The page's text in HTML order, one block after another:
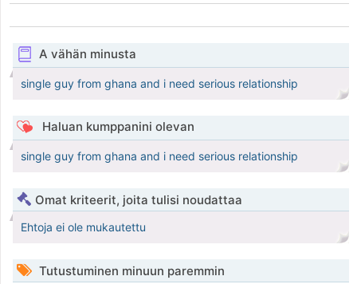
A vähän minusta
single guy from ghana and i need serious relationship
Haluan kumppanini olevan
single guy from ghana and i need serious relationship
Omat kriteerit, joita tulisi noudattaa
Ehtoja ei ole mukautettu
Tutustuminen minuun paremmin